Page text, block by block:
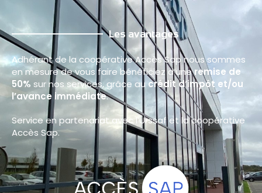
Les avantages
Adhérant de la coopérative Accès Sap nous sommes
en mesure de vous faire bénéficiez d’uneremise de
50% sur nos services, grâce aucrédit d’impôt et/ou
l’avance immédiate.
Service en partenariat avec l’Urssaf et la coopérative
Accès Sap.